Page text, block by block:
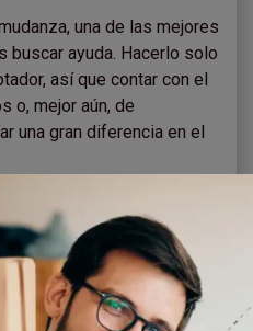
una de las mejores
buscar ayuda. Hacerlo solo
así que contar con el
o, mejor aún, de
una gran diferencia en el
ayudarte con todos los
un servicio de flete
asegurarte de que lleguen